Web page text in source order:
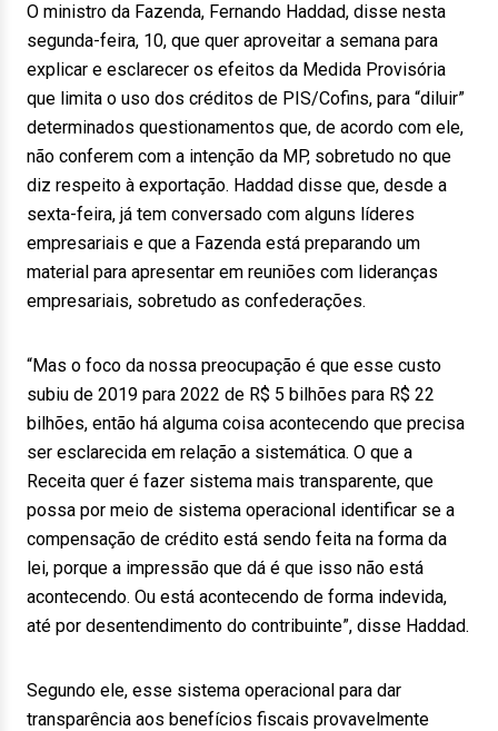
O ministro da Fazenda, Fernando Haddad, disse nesta
segunda-feira, 10, que quer aproveitar a semana para
explicar e esclarecer os efeitos da Medida Provisória
que limita o uso dos créditos de PIS/Cofins, para “diluir”
determinados questionamentos que, de acordo com ele,
não conferem com a intenção da MP, sobretudo no que
diz respeito à exportação. Haddad disse que, desde a
sexta-feira, já tem conversado com alguns líderes
empresariais e que a Fazenda está preparando um
material para apresentar em reuniões com lideranças
empresariais, sobretudo as confederações.
“Mas o foco da nossa preocupação é que esse custo
subiu de 2019 para 2022 de R$ 5 bilhões para R$ 22
bilhões, então há alguma coisa acontecendo que precisa
ser esclarecida em relação a sistemática. O que a
Receita quer é fazer sistema mais transparente, que
possa por meio de sistema operacional identificar se a
compensação de crédito está sendo feita na forma da
lei, porque a impressão que dá é que isso não está
acontecendo. Ou está acontecendo de forma indevida,
até por desentendimento do contribuinte”, disse Haddad.
Segundo ele, esse sistema operacional para dar
transparência aos benefícios fiscais provavelmente